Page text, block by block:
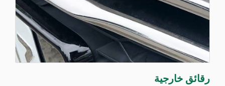
رقائق خارجية